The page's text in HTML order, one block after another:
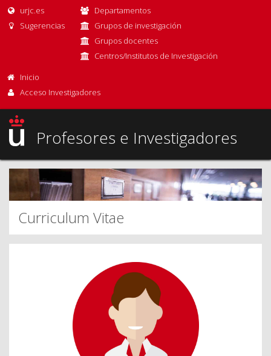
urjc.es
Sugerencias
Departamentos
Grupos de investigación
Grupos docentes
Centros/Institutos de Investigación
Inicio
Acceso Investigadores
Profesores e Investigadores
Curriculum Vitae